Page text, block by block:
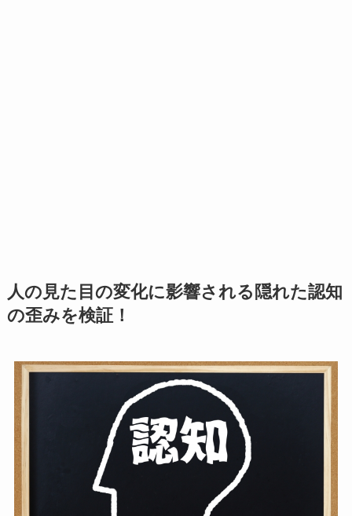
人の見た目の変化に影響される隠れた認知
の歪みを検証！